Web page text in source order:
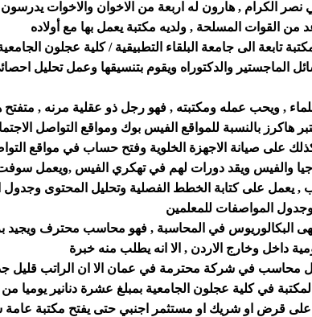
الكرام , هارون له اربعة من الاخوان والاخوات يدرسون
تابعة الى جامعة البلقاء التطبيقية / كلية عجلون
الماجستير والدكتوراه ويقوم بتنسيقها وعمل تحليل
, ويحب عمله ومكتبته , فهو رجل ذو عقلية مرنه ,
هاكرز بالنسبة للمواقع الفيس بوك ومواقع التواصل
على صيانة الاجهزة الخلوية وفتح حساب في مواقع
والفيس ويقد دورات لهم في تهكري الفيس ,ويعمل
, يعمل على كتابة الخطط الفصلية وتحليل المحتوى وجدول
البكالوريوس في المحاسبة , فهو محاسب محترف ويجيد
في شركة محترمة في عمان الا ان الراتب قليل
قرض او شريك او مستثمر اجنبي حتى يفتح مكتبة